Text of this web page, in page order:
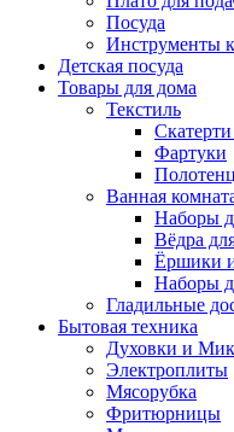
Посуда
Инструменты
Детская посуда
Товары для дома
Текстиль
Фартуки
Ванная
Наборы
Вёдра
Ёршики и
Наборы
Гладильные
Бытовая техника
Духовки и
Электроплиты
Мясорубка
Фритюрницы